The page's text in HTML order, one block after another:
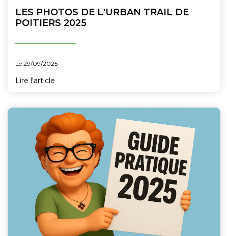
LES PHOTOS DE L'URBAN TRAIL DE
POITIERS 2025
Le 29/09/2025
Lire l'article